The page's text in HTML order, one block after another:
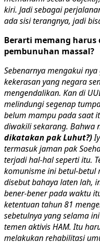
kiri. Jadi sebagai
ada sisi terangnya, jadi
Berarti memang
pembunuhan massal?
Sebenarnya mengakui
kekerasan yang negara
mengendalikan. Kan di
melindungi segenap
belum mampu pada saat
diwakili sekarang. Bahwa
dikatakan pak Luhut?)
termasuk jaman pak
terjadi hal-hal seperti itu.
komunisme ini betul-betul
disebut bahaya laten lah,
bener-bener pada waktu
ketentuan tahun 81
sebetulnya yang selama
temen aktivis HAM. Itu
melakukan rehabilitasi